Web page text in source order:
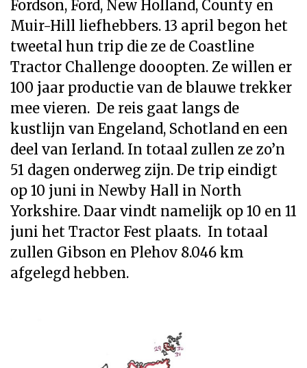
Fordson, Ford, New Holland, County en
Muir-Hill liefhebbers. 13 april begon het
tweetal hun trip die ze de Coastline
Tractor Challenge dooopten. Ze willen er
100 jaar productie van de blauwe trekker
mee vieren. De reis gaat langs de
kustlijn van Engeland, Schotland en een
deel van Ierland. In totaal zullen ze zo’n
51 dagen onderweg zijn. De trip eindigt
op 10 juni in Newby Hall in North
Yorkshire. Daar vindt namelijk op 10 en 11
juni het Tractor Fest plaats. In totaal
zullen Gibson en Plehov 8.046 km
afgelegd hebben.